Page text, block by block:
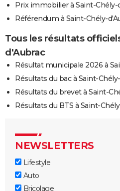
Prix immobilier à Saint-Chély-
Référendum à Saint-Chély-
Tous les résultats
d'Aubrac
Résultat municipale 2026 à
Résultats du bac à Saint-
Résultats du brevet à Saint-
Résultats du BTS à Saint-
NEWSLETTERS
Lifestyle
Auto
Bricolage